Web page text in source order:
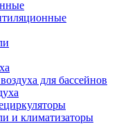
для бассейнов
и климатизаторы